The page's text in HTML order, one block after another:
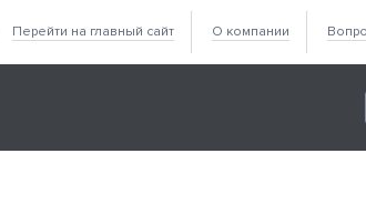
Перейти на главный сайт О компании